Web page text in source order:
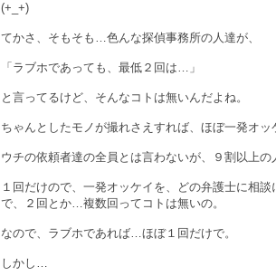
(+_+)
てかさ、そもそも…色んな探偵事務所の人達が、
「ラブホであっても、最低２回は…」
と言ってるけど、そんなコトは無いんだよね。
ちゃんとしたモノが撮れさえすれば、ほぼ一発オッ
ウチの依頼者達の全員とは言わないが、９割以上
１回だけので、一発オッケイを、どの弁護士に相
で、２回とか…複数回ってコトは無いの。
なので、ラブホであれば…ほぼ１回だけで。
しかし…